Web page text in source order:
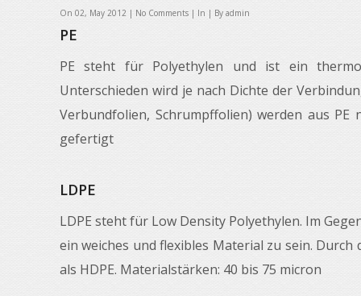
On 02, May 2012 | No Comments | In | By admin
PE
PE steht für Polyethylen und ist ein
Unterschieden wird je nach Dichte der
Verbundfolien, Schrumpffolien) werden aus PE
gefertigt
LDPE
LDPE steht für Low Density Polyethylen. Im
ein weiches und flexibles Material zu sein.
als HDPE. Materialstärken: 40 bis 75 micron